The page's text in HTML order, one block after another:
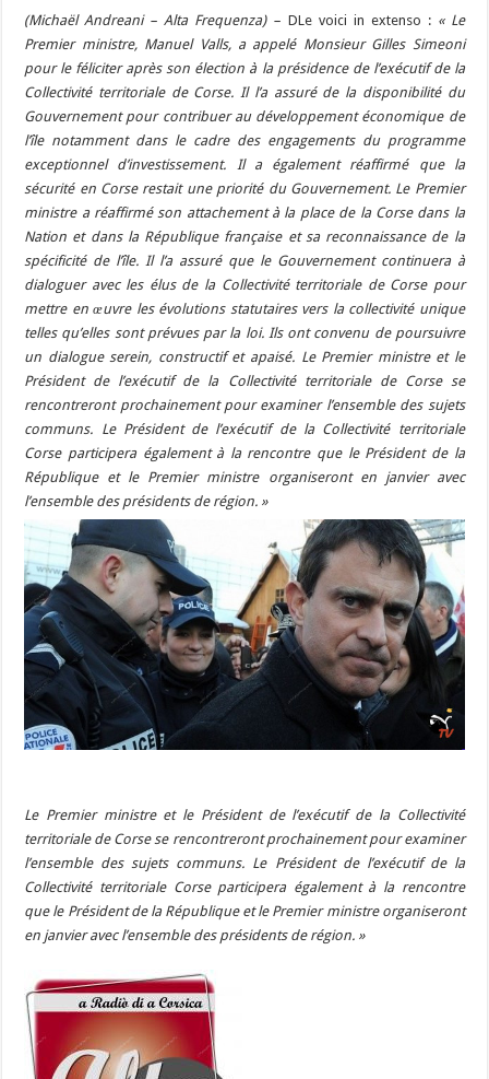
(Michaël Andreani – Alta Frequenza) – DLe voici in extenso : « Le
Premier ministre, Manuel Valls, a appelé Monsieur Gilles Simeoni
pour le féliciter après son élection à la présidence de l’exécutif de la
Collectivité territoriale de Corse. Il l’a assuré de la disponibilité du
Gouvernement pour contribuer au développement économique de
l’île notamment dans le cadre des engagements du programme
exceptionnel d’investissement. Il a également réaffirmé que la
sécurité en Corse restait une priorité du Gouvernement. Le Premier
ministre a réaffirmé son attachement à la place de la Corse dans la
Nation et dans la République française et sa reconnaissance de la
spécificité de l’île. Il l’a assuré que le Gouvernement continuera à
dialoguer avec les élus de la Collectivité territoriale de Corse pour
mettre en œuvre les évolutions statutaires vers la collectivité unique
telles qu’elles sont prévues par la loi. Ils ont convenu de poursuivre
un dialogue serein, constructif et apaisé. Le Premier ministre et le
Président de l’exécutif de la Collectivité territoriale de Corse se
rencontreront prochainement pour examiner l’ensemble des sujets
communs. Le Président de l’exécutif de la Collectivité territoriale
Corse participera également à la rencontre que le Président de la
République et le Premier ministre organiseront en janvier avec
l’ensemble des présidents de région. »
Le Premier ministre et le Président de l’exécutif de la Collectivité
territoriale de Corse se rencontreront prochainement pour examiner
l’ensemble des sujets communs. Le Président de l’exécutif de la
Collectivité territoriale Corse participera également à la rencontre
que le Président de la République et le Premier ministre organiseront
en janvier avec l’ensemble des présidents de région. »